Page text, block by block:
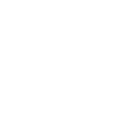
beantragen
Mähdrescher)